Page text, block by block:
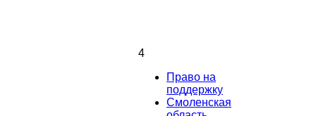
4
Право на
поддержку
Смоленская